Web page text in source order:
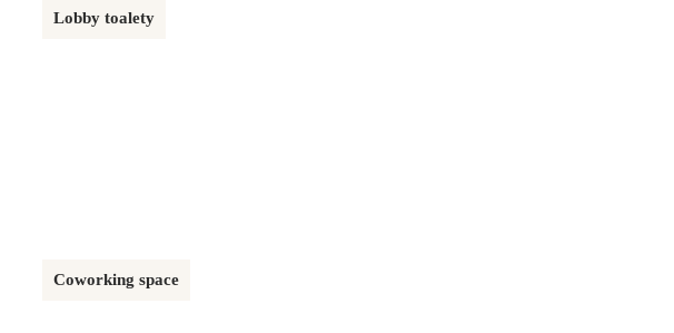
Lobby toalety
Coworking space